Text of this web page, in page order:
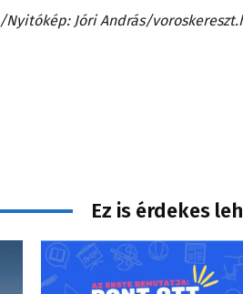
/Nyitókép: Jóri András/
Ez is érdekes